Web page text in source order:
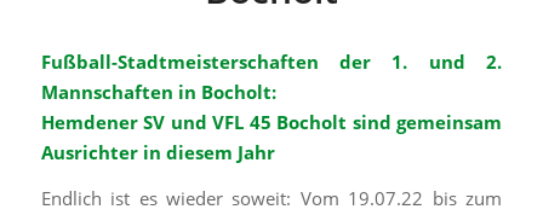
Fußball-Stadtmeisterschaften der 1. und 2.
Mannschaften in Bocholt:
Hemdener SV und VFL 45 Bocholt sind gemeinsam
Ausrichter in diesem Jahr
Endlich ist es wieder soweit: Vom 19.07.22 bis zum